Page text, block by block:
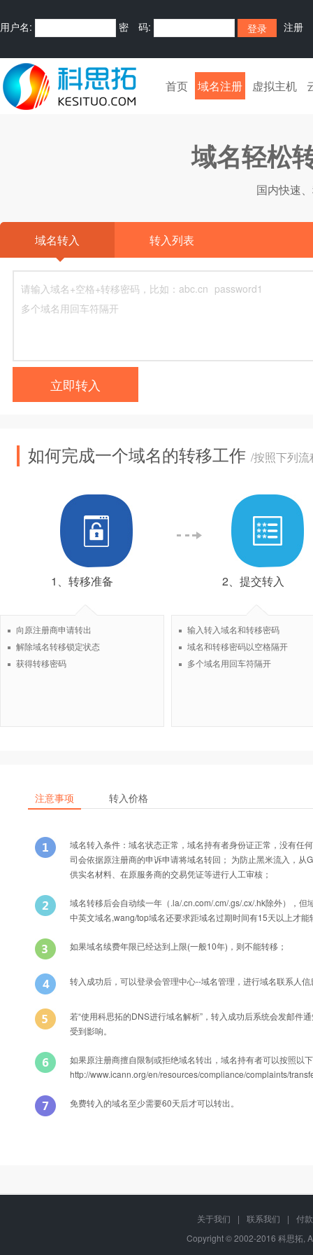
用户名: 密 码: 注册
首页 域名注册 虚拟主机
域名轻松
国内快速
域名转入 转入列表
立即转入
如何完成一个域名的转移工作 /按照下列
1、转移准备
向原注册商申请转出
解除域名转移锁定状态
获得转移密码
2、提交转入
输入转入域名和转移密码
域名和转移密码以空格隔开
多个域名用回车符隔开
注意事项 转入价格
域名转入条件：域名状态正常，域名持有者身份证正常，没有任
司会依据原注册商的申诉申请将域名转回； 为防止黑米流入，
供实名材料、在原服务商的交易凭证等进行人工审核；
域名转移后会自动续一年（.la/.cn.com/.cm/.gs/.cx/.hk除外），
中英文域名,wang/top域名还要求距域名过期时间有15天以上才能
如果域名续费年限已经达到上限(一般10年)，则不能转移；
转入成功后，可以登录会管理中心--域名管理，进行域名联系人
若“使用科思拓的DNS进行域名解析”，转入成功后系统会发邮件
受到影响。
如果原注册商擅自限制或拒绝域名转出，域名持有者可以按照以
http://www.icann.org/en/resources/compliance/complaints/
免费转入的域名至少需要60天后才可以转出。
国际域名com
Q 能否转入后办理过户？
关于我们 | 联系我们 |
付
Copyright © 2002-2016 科思拓,